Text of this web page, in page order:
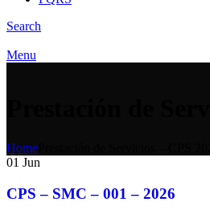
Search
Menu
Home
01 Jun
CPS – SMC – 001 – 2026